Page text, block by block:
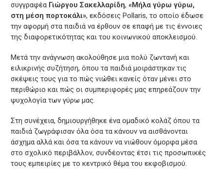
συγγραφέα Γιώργου Σακελλαρίδη,«Μήλα γύρω γύρω,
στη μέση πορτοκάλι», εκδόσεις Pollaris, το οποίο έδωσε
την αφορμή στα παιδιά να έρθουν σε επαφή με τις έννοιες
της διαφορετικότητας και του κοινωνικού αποκλεισμού.
Μετά την ανάγνωση ακολούθησε μια πολύ ζωντανή και
ειλικρινής συζήτηση, όπου τα παιδιά μοιράστηκαν τις
σκέψεις τους για το πώς νιώθει κανείς όταν μένει στο
περιθώριο και πώς οι συμπεριφορές μας επηρεάζουν την
ψυχολογία των γύρω μας.
Στη συνέχεια, δημιουργήθηκε ένα ομαδικό κολάζ όπου τα
παιδιά ζωγράφισαν όλα όσα τα κάνουν να αισθάνονται
άσχημα αλλά και όσα τα κάνουν να νιώθουν όμορφα μέσα
στο σχολικό περιβάλλον, συνδέοντας έτσι τις προσωπικές
τους εμπειρίες με το κεντρικό θέμα του εκφοβισμού.